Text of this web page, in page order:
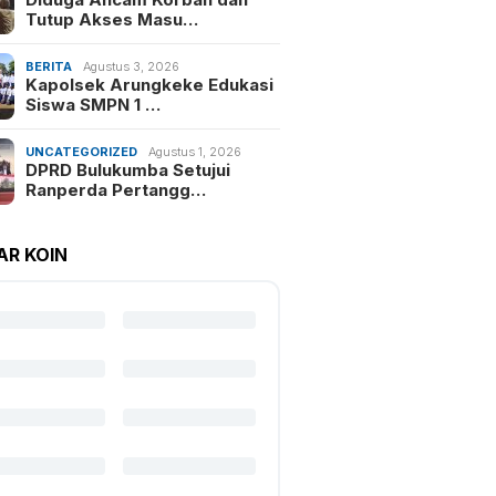
Tutup Akses Masu…
BERITA Agustus 3, 2026
Kapolsek Arungkeke Edukasi
Siswa SMPN 1 …
UNCATEGORIZED Agustus 1, 2026
DPRD Bulukumba Setujui
Ranperda Pertangg…
KOIN